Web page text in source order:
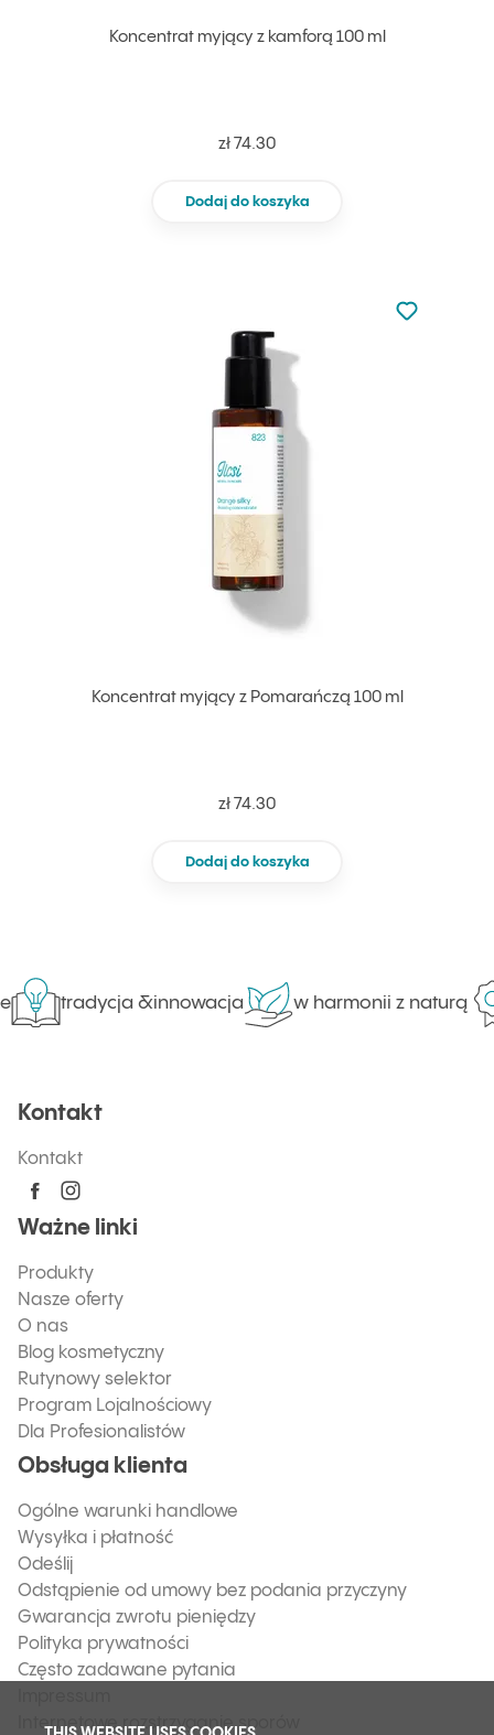
Koncentrat myjący z kamforą 100 ml
zł 74.30
Dodaj do koszyka
Koncentrat myjący z Pomarańczą 100 ml
zł 74.30
Dodaj do koszyka
Nie dodano
Dodaj do
tradycja &innowacja w harmonii z naturą
Kontakt
Kontakt
Ważne linki
Produkty
Nasze oferty
O nas
Blog kosmetyczny
Rutynowy selektor
Program Lojalnościowy
Dla Profesionalistów
Obsługa klienta
Ogólne warunki handlowe
Wysyłka i płatność
Odeślij
Odstąpienie od umowy bez podania przyczyny
Gwarancja zwrotu pieniędzy
Polityka prywatności
Często zadawane pytania
Internetowe rozstrzyganie sporów